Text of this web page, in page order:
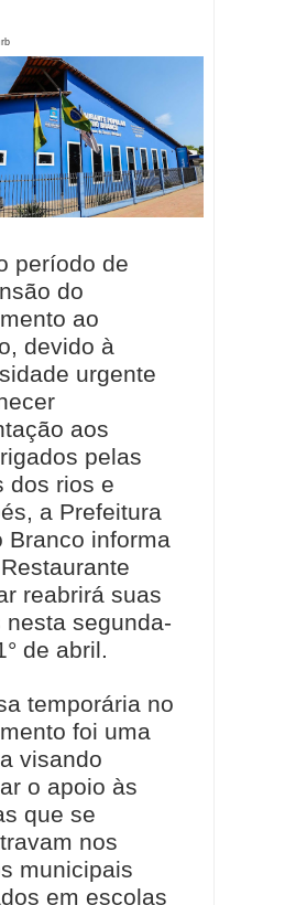
período de
do
ao
devido à
urgente
aos
pelas
dos rios e
a Prefeitura
Branco informa
reabrirá suas
nesta segunda-
de abril.
temporária no
foi uma
visando
o apoio às
que se
nos
municipais
em escolas